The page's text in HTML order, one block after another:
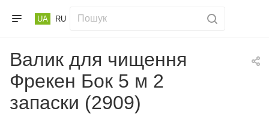
UA RU
Валик для чищення
Фрекен Бок 5 м 2
запаски (2909)